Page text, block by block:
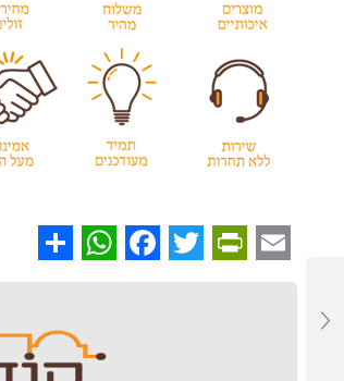
Email
PrintFriendly
Twitter
Facebook